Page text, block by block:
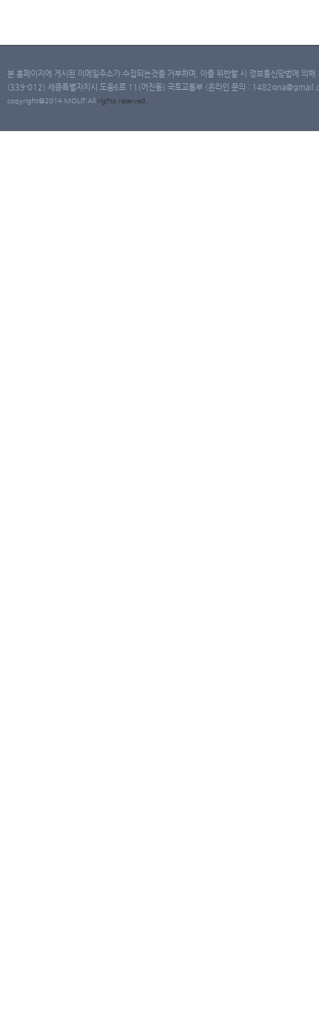
본 홈페이지에 게시된 이메일주소가 수집되는것을 거부하며, 이를 위반할 시 정보통신망법에 의
(339-012) 세종특별자치시 도움6로 11(어진동) 국토교통부 (온라인 문의 :
copyright@2014 MOLIT All rights reserved.